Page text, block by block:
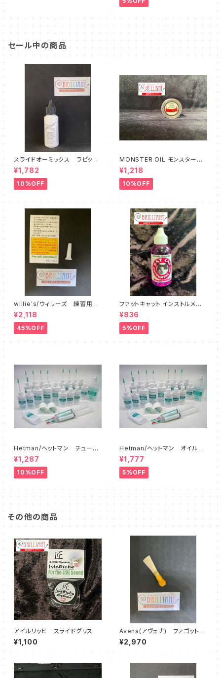
セール中の商品
スライドオーミックス ラピット
コンフォート
¥1,782
10%OFF
MONSTER OIL モンスターオ
イル Tuning Slide Grease
¥1,218
10%OFF
willie's/ウィリーズ 練習用ミ
ュート Little Willie - sound
reducer
¥2,118
45%OFF
ファットキャット インストルメント
オイル FAT CAT Instrument
Oil
¥836
5%OFF
Hetman/ヘットマン チューニ
ングスライドグリス 8
¥1,287
10%OFF
Hetman/ヘットマン オイル各
種
¥1,777
5%OFF
その他の商品
アイルリッヒ スライドグリス
¥1,100
Avena(アヴェナ) ファゴットリ
ード
¥2,970